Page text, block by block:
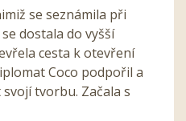
se seznámila při
dostala do vyšší
cesta k otevření
Coco podpořil a
tvorbu. Začala s